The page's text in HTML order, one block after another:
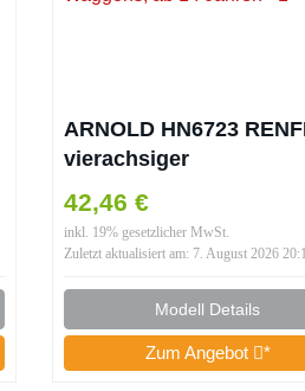
ARNOLD HN6723
vierachsiger
Rohölkesselwagen PRR,
„Repesa-Repsol“ weiß-
orange Lackierung, Ep.
Waggons, ab 14 Jahren
42,46 €
inkl. 19% gesetzlicher MwSt.
Zuletzt aktualisiert am: 7. August 2026
Modell Details
Zum Angebot *